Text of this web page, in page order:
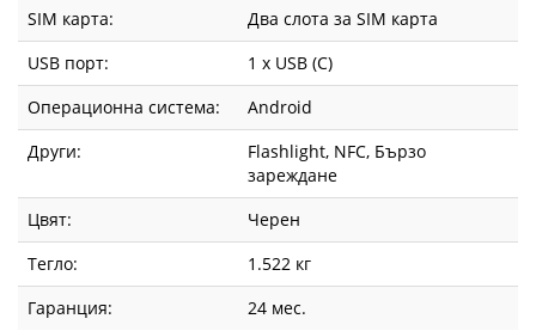
SIM карта:
Два слота за SIM карта
USB порт:
1 x USB (C)
Операционна система:
Android
Други:
Flashlight, NFC, Бързо
зареждане
Цвят:
Черен
Тегло:
1.522 кг
Гаранция:
24 мес.